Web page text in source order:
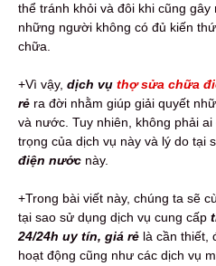
thể tránh khỏi và đôi khi cũng
những người không có đủ kiến
chữa.
+Vì vậy, dịch vụ thợ sửa chữa
rẻ ra đời nhằm giúp giải quyết
và nước. Tuy nhiên, không phải
trọng của dịch vụ này và lý do tại
điện nước này.
+Trong bài viết này, chúng ta sẽ
tại sao sử dụng dịch vụ cung cấp
24/24h uy tín, giá rẻ là cần thiết,
hoạt động cũng như các dịch vụ